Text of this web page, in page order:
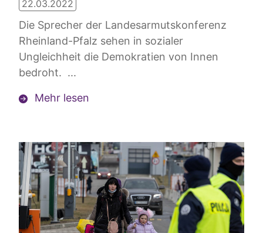
22.03.2022
Die Sprecher der Landesarmutskonferenz
Rheinland-Pfalz sehen in sozialer
Ungleichheit die Demokratien von Innen
bedroht. ...
Mehr lesen